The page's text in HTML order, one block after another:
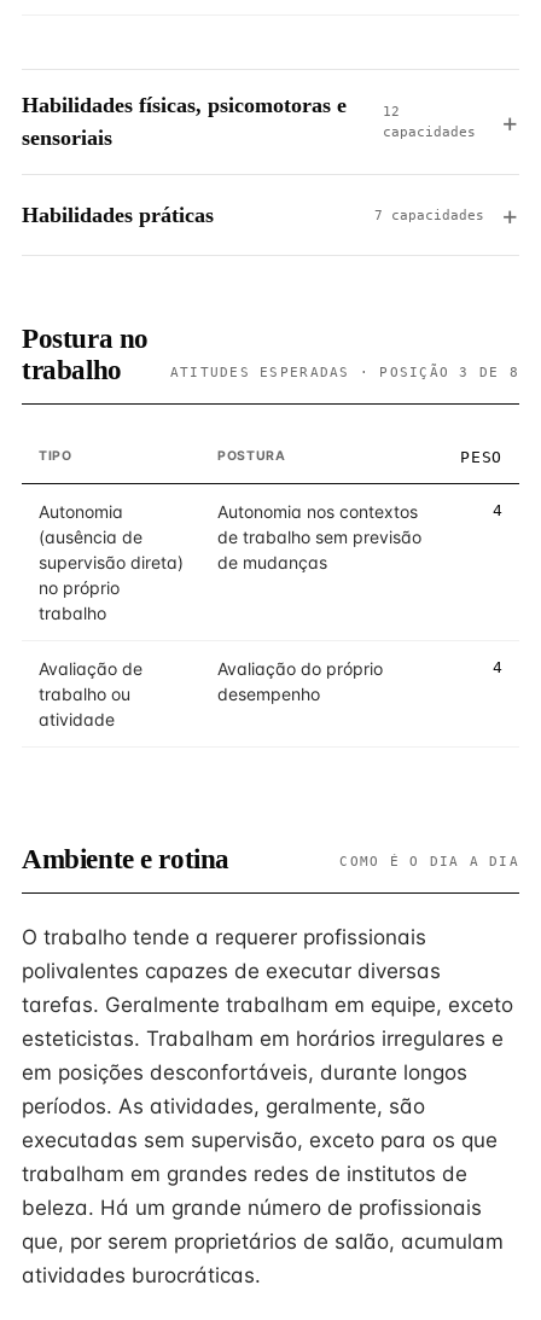
Habilidades físicas, psicomotoras e
sensoriais
12
capacidades
Habilidades práticas 7 capacidades
Postura no
trabalho
ATITUDES ESPERADAS · POSIÇÃO 3 DE 8
TIPO POSTURA PESO
Autonomia
(ausência de
supervisão direta)
no próprio
trabalho
Autonomia nos contextos
de trabalho sem previsão
de mudanças
4
Avaliação de
trabalho ou
atividade
Avaliação do próprio
desempenho
4
Ambiente e rotina COMO É O DIA A DIA
O trabalho tende a requerer profissionais
polivalentes capazes de executar diversas
tarefas. Geralmente trabalham em equipe, exceto
esteticistas. Trabalham em horários irregulares e
em posições desconfortáveis, durante longos
períodos. As atividades, geralmente, são
executadas sem supervisão, exceto para os que
trabalham em grandes redes de institutos de
beleza. Há um grande número de profissionais
que, por serem proprietários de salão, acumulam
atividades burocráticas.